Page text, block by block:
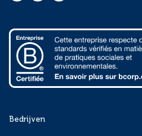
Bedrijven